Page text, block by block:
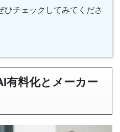
ひチェックしてみてくださ
有料化とメーカー